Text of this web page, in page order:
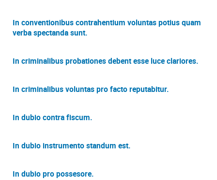
In conventionibus contrahentium voluntas potius quam
verba spectanda sunt.
In criminalibus probationes debent esse luce clariores.
In criminalibus voluntas pro facto reputabitur.
In dubio contra fiscum.
In dubio instrumento standum est.
In dubio pro possesore.